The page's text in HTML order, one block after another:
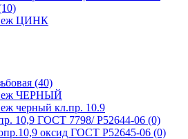
ЦИНК
(40)
ЧЕРНЫЙ
черный кл.пр. 10.9
10,9 ГОСТ 7798/ Р52644-06 (0)
оксид ГОСТ Р52645-06 (0)